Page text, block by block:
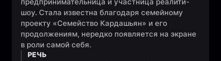
шоу. Стала известна благодаря семейному
проекту «Семейство Кардашьян» и его
продолжениям, нередко появляется на экране
в роли самой себя.
РЕЧЬ